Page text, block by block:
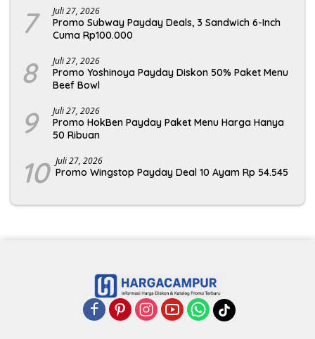
7 Juli 27, 2026
Promo Subway Payday Deals, 3 Sandwich 6-Inch
Cuma Rp100.000
8 Juli 27, 2026
Promo Yoshinoya Payday Diskon 50% Paket Menu
Beef Bowl
9 Juli 27, 2026
Promo HokBen Payday Paket Menu Harga Hanya
50 Ribuan
10 Juli 27, 2026
Promo Wingstop Payday Deal 10 Ayam Rp 54.545